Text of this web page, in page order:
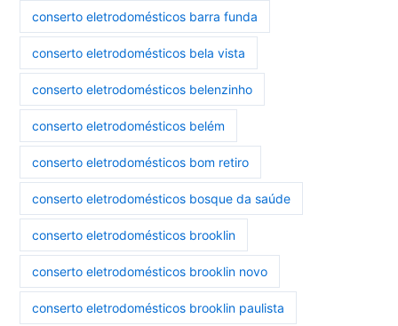
conserto eletrodomésticos barra funda
conserto eletrodomésticos bela vista
conserto eletrodomésticos belenzinho
conserto eletrodomésticos belém
conserto eletrodomésticos bom retiro
conserto eletrodomésticos bosque da saúde
conserto eletrodomésticos brooklin
conserto eletrodomésticos brooklin novo
conserto eletrodomésticos brooklin paulista